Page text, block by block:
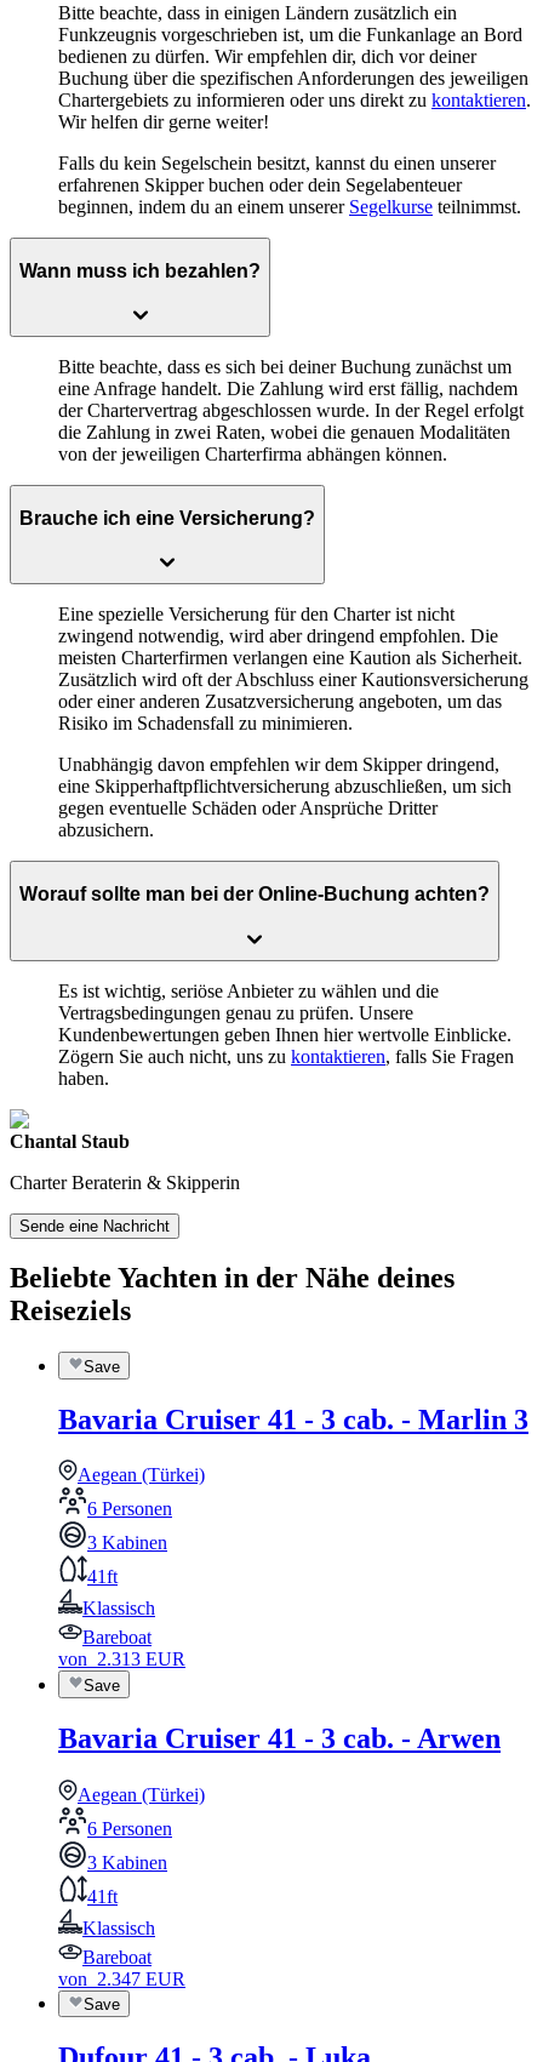
Bitte beachte, dass in einigen Ländern zusätzlich ein
Funkzeugnis vorgeschrieben ist, um die Funkanlage an Bord
bedienen zu dürfen. Wir empfehlen dir, dich vor deiner
Buchung über die spezifischen Anforderungen des jeweiligen
Chartergebiets zu informieren oder uns direkt zu kontaktieren.
Wir helfen dir gerne weiter!
Falls du kein Segelschein besitzt, kannst du einen unserer
erfahrenen Skipper buchen oder dein Segelabenteuer
beginnen, indem du an einem unserer Segelkurse teilnimmst.
Wann muss ich bezahlen?
Bitte beachte, dass es sich bei deiner Buchung zunächst um
eine Anfrage handelt. Die Zahlung wird erst fällig, nachdem
der Chartervertrag abgeschlossen wurde. In der Regel erfolgt
die Zahlung in zwei Raten, wobei die genauen Modalitäten
von der jeweiligen Charterfirma abhängen können.
Brauche ich eine Versicherung?
Eine spezielle Versicherung für den Charter ist nicht
zwingend notwendig, wird aber dringend empfohlen. Die
meisten Charterfirmen verlangen eine Kaution als Sicherheit.
Zusätzlich wird oft der Abschluss einer Kautionsversicherung
oder einer anderen Zusatzversicherung angeboten, um das
Risiko im Schadensfall zu minimieren.
Unabhängig davon empfehlen wir dem Skipper dringend,
eine Skipperhaftpflichtversicherung abzuschließen, um sich
gegen eventuelle Schäden oder Ansprüche Dritter
abzusichern.
Worauf sollte man bei der Online-Buchung achten?
Es ist wichtig, seriöse Anbieter zu wählen und die
Vertragsbedingungen genau zu prüfen. Unsere
Kundenbewertungen geben Ihnen hier wertvolle Einblicke.
Zögern Sie auch nicht, uns zu kontaktieren, falls Sie Fragen
haben.
Chantal Staub
Charter Beraterin & Skipperin
Sende eine Nachricht
Beliebte Yachten in der Nähe deines
Reiseziels
Save
Bavaria Cruiser 41 - 3 cab. - Marlin 3
Aegean (Türkei)
6 Personen
3 Kabinen
41ft
Klassisch
Bareboat
von 2.313 EUR
Save
Bavaria Cruiser 41 - 3 cab. - Arwen
Aegean (Türkei)
6 Personen
3 Kabinen
41ft
Klassisch
Bareboat
von 2.347 EUR
Save